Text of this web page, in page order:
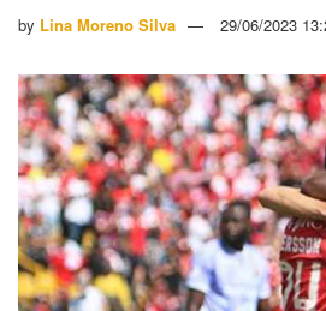
by Lina Moreno Silva 29/06/2023